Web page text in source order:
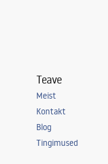
Teave
Meist
Kontakt
Blog
Tingimused